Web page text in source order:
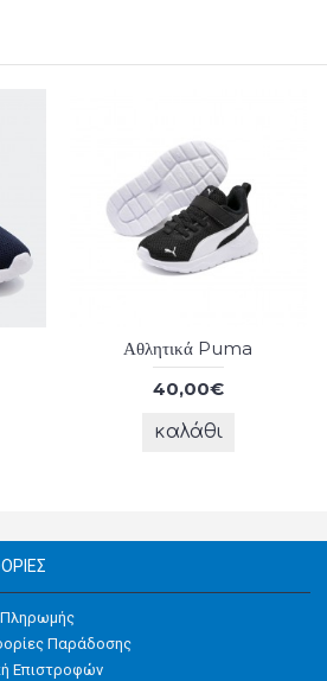
Αθλητικά Puma
40,00€
καλάθι
Πληρωμής
Παράδοσης
Επιστροφών